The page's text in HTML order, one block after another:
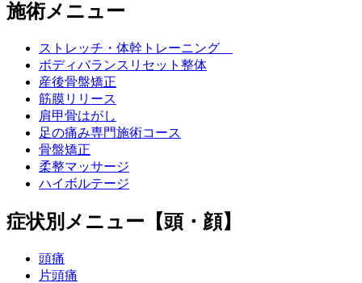
施術メニュー
ストレッチ・体幹トレーニング
ボディバランスリセット整体
産後骨盤矯正
筋膜リリース
肩甲骨はがし
足の痛み専門施術コース
骨盤矯正
柔整マッサージ
ハイボルテージ
症状別メニュー【頭・顔】
頭痛
片頭痛